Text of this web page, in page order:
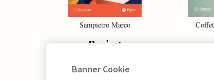
Sampietro Marco
Project
III edizione
Banner Cookie